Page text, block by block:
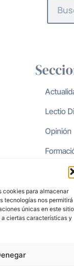
cookies para almacenar
tecnologías nos permitirá
únicas en este
ciertas características y
Lectio
Opinión